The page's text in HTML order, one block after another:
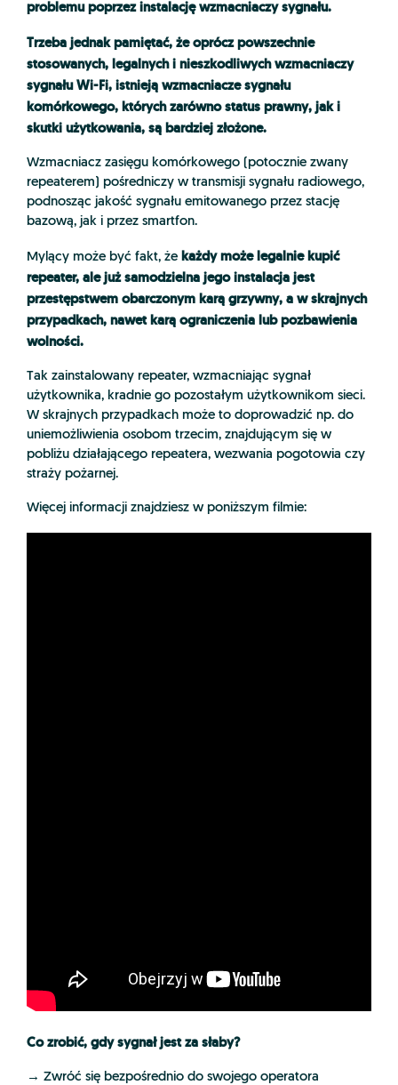
problemu poprzez instalację wzmacniaczy sygnału.
Trzeba jednak pamiętać, że oprócz powszechnie
stosowanych, legalnych i nieszkodliwych wzmacniaczy
sygnału Wi-Fi, istnieją wzmacniacze sygnału
komórkowego, których zarówno status prawny, jak i
skutki użytkowania, są bardziej złożone.
Wzmacniacz zasięgu komórkowego (potocznie zwany
repeaterem) pośredniczy w transmisji sygnału radiowego,
podnosząc jakość sygnału emitowanego przez stację
bazową, jak i przez smartfon.
Mylący może być fakt, że każdy może legalnie kupić
repeater, ale już samodzielna jego instalacja jest
przestępstwem obarczonym karą grzywny, a w skrajnych
przypadkach, nawet karą ograniczenia lub pozbawienia
wolności.
Tak zainstalowany repeater, wzmacniając sygnał
użytkownika, kradnie go pozostałym użytkownikom sieci.
W skrajnych przypadkach może to doprowadzić np. do
uniemożliwienia osobom trzecim, znajdującym się w
pobliżu działającego repeatera, wezwania pogotowia czy
straży pożarnej.
Więcej informacji znajdziesz w poniższym filmie:
Co zrobić, gdy sygnał jest za słaby?
→ Zwróć się bezpośrednio do swojego operatora